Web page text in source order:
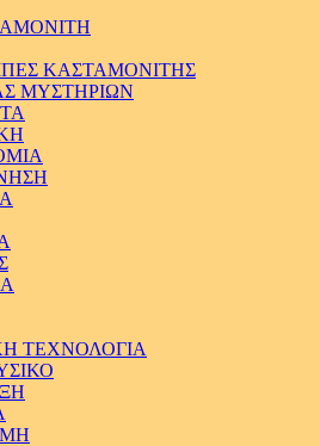
ΚΑΣΤΑΜΟΝΙΤΗΣ
ΜΥΣΤΗΡΙΩΝ
ΤΕΧΝΟΛΟΓΙΑ